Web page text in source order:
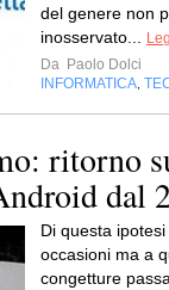
del genere non
inosservato...
Da Paolo Dolci
INFORMATICA
ritorno
dal
Di questa
occasioni ma a
congetture